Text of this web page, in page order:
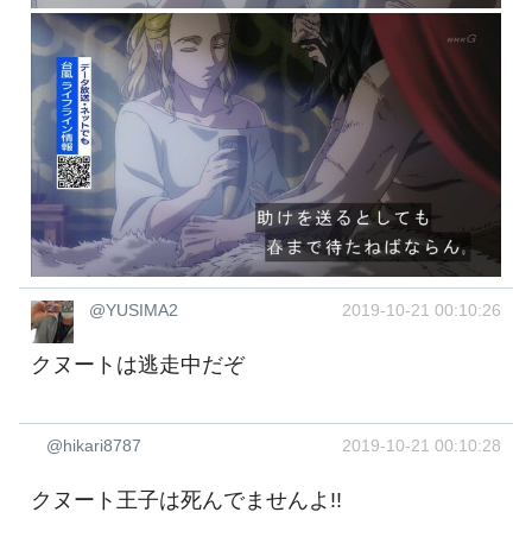
@YUSIMA2 2019-10-21 00:10:26
クヌートは逃走中だぞ
@hikari8787 2019-10-21 00:10:28
クヌート王子は死んでませんよ!!